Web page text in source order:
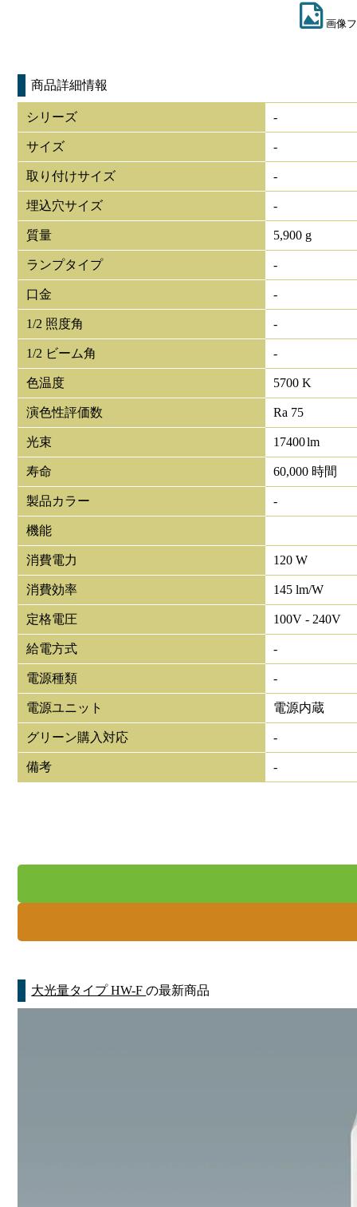
画像
商品詳細情報
シリーズ -
サイズ -
取り付けサイズ -
埋込穴サイズ -
質量 5,900 g
ランプタイプ -
口金 -
1/2 照度角 -
1/2 ビーム角 -
色温度 5700 K
演色性評価数 Ra 75
光束 17400lm
寿命 60,000 時間
製品カラー -
機能
消費電力 120 W
消費効率 145 lm/W
定格電圧 100V - 240V
給電方式 -
電源種類 -
電源ユニット 電源内蔵
グリーン購入対応 -
備考 -
大光量タイプ HW-Fの最新商品